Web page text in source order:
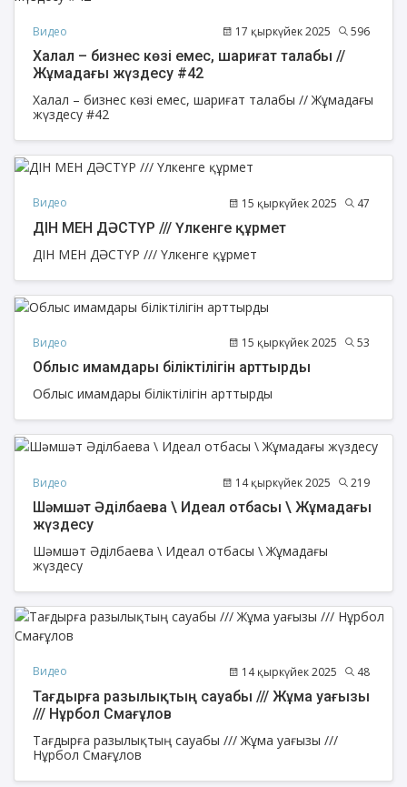
Видео 17 қыркүйек 2025 596
Халал – бизнес көзі емес, шариғат талабы //
Жұмадағы жүздесу #42
Халал – бизнес көзі емес, шариғат талабы // Жұмадағы
жүздесу #42
Видео 15 қыркүйек 2025 47
ДІН МЕН ДӘСТҮР /// Үлкенге құрмет
ДІН МЕН ДӘСТҮР /// Үлкенге құрмет
Видео 15 қыркүйек 2025 53
Облыс имамдары біліктілігін арттырды
Облыс имамдары біліктілігін арттырды
Видео 14 қыркүйек 2025 219
Шәмшәт Әділбаева \ Идеал отбасы \ Жұмадағы
жүздесу
Шәмшәт Әділбаева \ Идеал отбасы \ Жұмадағы
жүздесу
Видео 14 қыркүйек 2025 48
Тағдырға разылықтың сауабы /// Жұма уағызы
/// Нұрбол Смағұлов
Тағдырға разылықтың сауабы /// Жұма уағызы ///
Нұрбол Смағұлов